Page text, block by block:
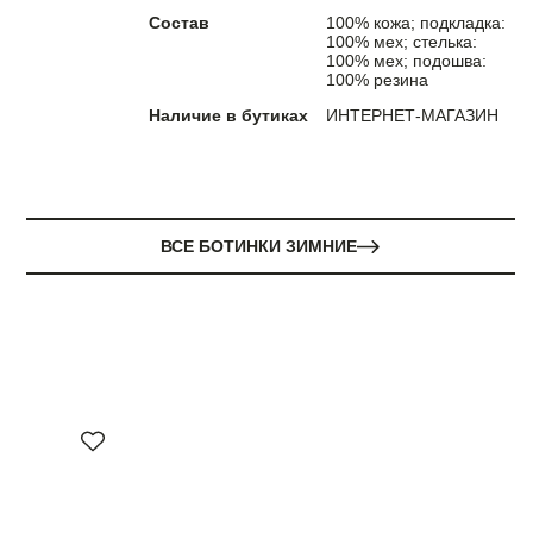
Состав
100% кожа; подкладка:
100% мех; стелька:
100% мех; подошва:
100% резина
Наличие в бутиках
ИНТЕРНЕТ-МАГАЗИН
ВСЕ БОТИНКИ ЗИМНИЕ